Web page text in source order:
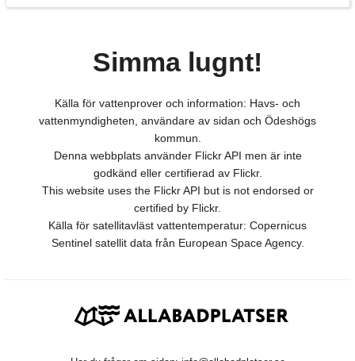
Simma lugnt!
Källa för vattenprover och information: Havs- och
vattenmyndigheten, användare av sidan och Ödeshögs
kommun.
Denna webbplats använder Flickr API men är inte
godkänd eller certifierad av Flickr.
This website uses the Flickr API but is not endorsed or
certified by Flickr.
Källa för satellitavläst vattentemperatur: Copernicus
Sentinel satellit data från European Space Agency.